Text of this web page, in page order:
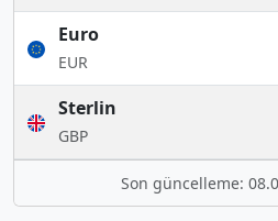
Euro
EUR
Sterlin
GBP
Son güncelleme: